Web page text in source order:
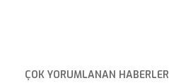
ÇOK YORUMLANAN HABERLER